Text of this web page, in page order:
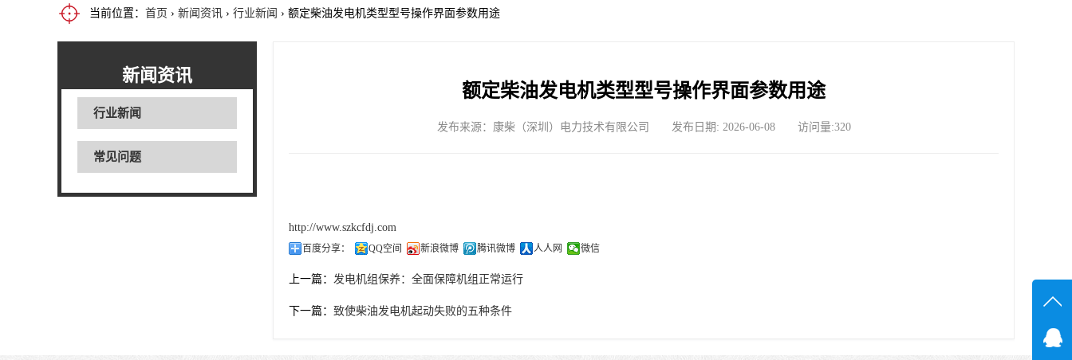
当前位置： 首页 › 新闻资讯 › 行业新闻 › 额定柴油发电机类型型号操作界面参数用途
新闻资讯
行业新闻
常见问题
额定柴油发电机类型型号操作界面参数用途
发布来源：康柴（深圳）电力技术有限公司 发布日期: 2026-06-08 访问量:320
http://www.szkcfdj.com
百度分享： QQ空间 新浪微博 腾讯微博 人人网 微信
上一篇： 发电机组保养：全面保障机组正常运行
下一篇： 致使柴油发电机起动失败的五种条件
在线